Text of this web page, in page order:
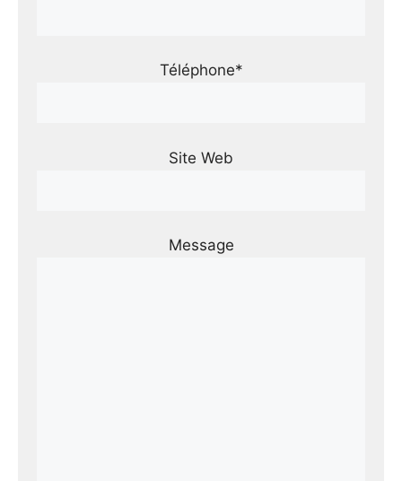
Téléphone*
Site Web
Message